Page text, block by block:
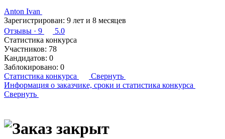
Anton Ivan
Зарегистрирован: 9 лет и 8 месяцев
Отзывы · 9
5.0
Статистика конкурса
Участников: 78
Кандидатов: 0
Заблокировано: 0
Статистика конкурса
Свернуть
Информация о заказчике, сроки и статистика конкурса
Свернуть